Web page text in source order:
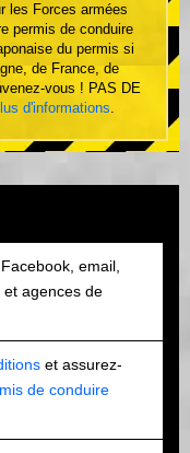
les Forces armées
permis de conduire
du permis si
de France, de
vous ! PAS DE
d'informations.
email,
agences de
et assurez-
de conduire